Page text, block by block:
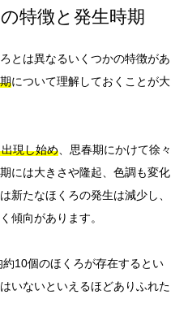
特徴と発生時期
とは異なるいくつかの特徴があ
について理解しておくことが大
現し始め 、思春期にかけて徐々
には大きさや隆起、色調も変化
新たなほくろの発生は減少し、
傾向があります。
10個のほくろが存在するとい
いないといえるほどありふれた